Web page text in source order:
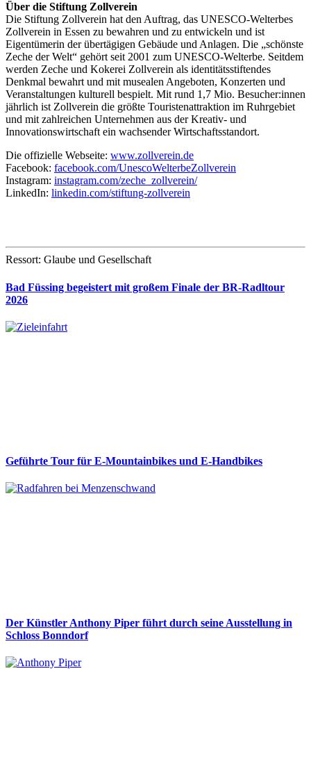
Über die Stiftung Zollverein
Die Stiftung Zollverein hat den Auftrag, das UNESCO-Welterbes
Zollverein in Essen zu bewahren und zu entwickeln und ist
Eigentümerin der übertägigen Gebäude und Anlagen. Die „schönste
Zeche der Welt“ gehört seit 2001 zum UNESCO-Welterbe. Seitdem
werden Zeche und Kokerei Zollverein als identitätsstiftendes
Denkmal bewahrt und mit musealen Angeboten, Konzerten und
Veranstaltungen kulturell bespielt. Mit rund 1,7 Mio. Besucher:innen
jährlich ist Zollverein die größte Touristenattraktion im Ruhrgebiet
und mit zahlreichen Unternehmen aus der Kreativ- und
Innovationswirtschaft ein wachsender Wirtschaftsstandort.
Die offizielle Webseite: www.zollverein.de
Facebook: facebook.com/UnescoWelterbeZollverein
Instagram: instagram.com/zeche_zollverein/
LinkedIn: linkedin.com/stiftung-zollverein
Ressort: Glaube und Gesellschaft
Bad Füssing begeistert mit großem Finale der BR-Radltour
2026
Geführte Tour für E-Mountainbikes und E-Handbikes
Der Künstler Anthony Piper führt durch seine Ausstellung in
Schloss Bonndorf